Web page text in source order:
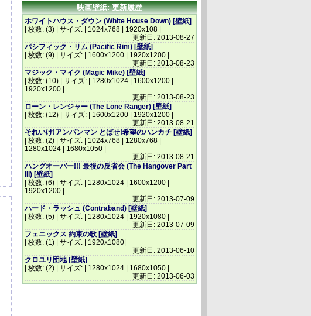
映画壁紙: 更新履歴
ホワイトハウス・ダウン (White House Down) [壁紙]
| 枚数: (3) | サイズ: | 1024x768 | 1920x108 |
更新日: 2013-08-27
パシフィック・リム (Pacific Rim) [壁紙]
| 枚数: (9) | サイズ: | 1600x1200 | 1920x1200 |
更新日: 2013-08-23
マジック・マイク (Magic Mike) [壁紙]
| 枚数: (10) | サイズ: | 1280x1024 | 1600x1200 |
1920x1200 |
更新日: 2013-08-23
ローン・レンジャー (The Lone Ranger) [壁紙]
| 枚数: (12) | サイズ: | 1600x1200 | 1920x1200 |
更新日: 2013-08-21
それいけ!アンパンマン とばせ!希望のハンカチ [壁紙]
| 枚数: (2) | サイズ: | 1024x768 | 1280x768 |
1280x1024 | 1680x1050 |
更新日: 2013-08-21
ハングオーバー!!! 最後の反省会 (The Hangover Part
III) [壁紙]
| 枚数: (6) | サイズ: | 1280x1024 | 1600x1200 |
1920x1200 |
更新日: 2013-07-09
ハード・ラッシュ (Contraband) [壁紙]
| 枚数: (5) | サイズ: | 1280x1024 | 1920x1080 |
更新日: 2013-07-09
フェニックス 約束の歌 [壁紙]
| 枚数: (1) | サイズ: | 1920x1080|
更新日: 2013-06-10
クロユリ団地 [壁紙]
| 枚数: (2) | サイズ: | 1280x1024 | 1680x1050 |
更新日: 2013-06-03